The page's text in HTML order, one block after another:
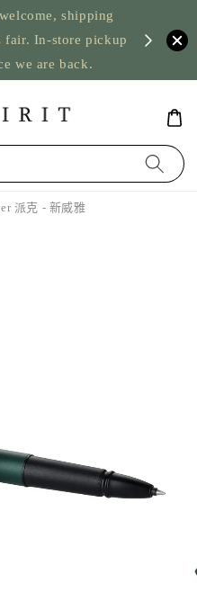
shipping
fair. In-store pickup
we are back.
US
派克 - 新威雅